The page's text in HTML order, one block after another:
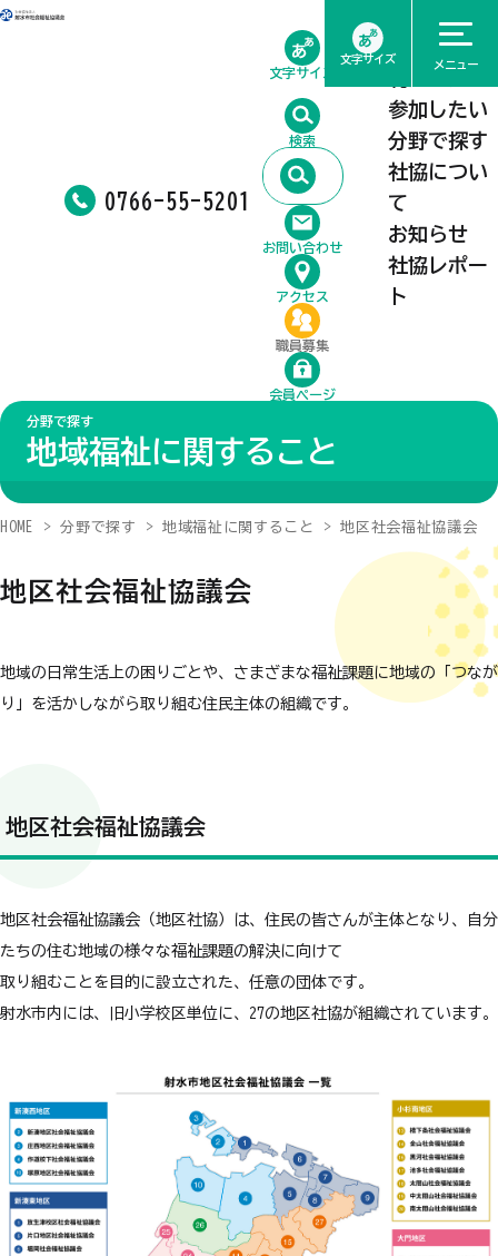
0766-55-5201
文字サイズ
検索
お問い合わせ
アクセス
職員募集
会員ページ
文字サイズ
メニュー
相談したい
参加したい
分野で探す
社協につい
て
お知らせ
社協レポー
ト
分野で探す
地域福祉に関すること
HOME 分野で探す 地域福祉に関すること 地区社会福祉協議会
地区社会福祉協議会
地域の日常生活上の困りごとや、さまざまな福祉課題に地域の「つなが
り」を活かしながら取り組む住民主体の組織です。
地区社会福祉協議会
地区社会福祉協議会（地区社協）は、住民の皆さんが主体となり、自分
たちの住む地域の様々な福祉課題の解決に向けて
取り組むことを目的に設立された、任意の団体です。
射水市内には、旧小学校区単位に、27の地区社協が組織されています。